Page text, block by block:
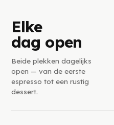
Elke
dag open
Beide plekken dagelijks
open — van de eerste
espresso tot een rustig
dessert.